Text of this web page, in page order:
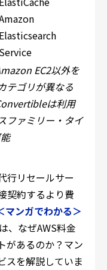
Elasticsearch
Service
EC2以外を
テゴリが異なる
は利用
ファミリー・タイ
行リセールサー
契約するより費
マンガでわかる＞
、なぜAWS料金
があるのか？マン
スを解説していま